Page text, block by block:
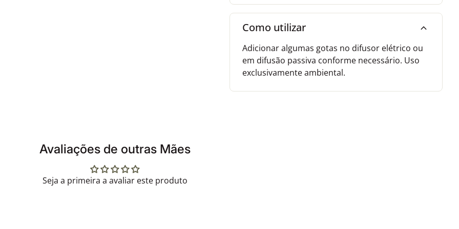
Como utilizar expand_more
Adicionar algumas gotas no difusor elétrico ou
em difusão passiva conforme necessário. Uso
exclusivamente ambiental.
Avaliações de outras Mães
Seja a primeira a avaliar este produto